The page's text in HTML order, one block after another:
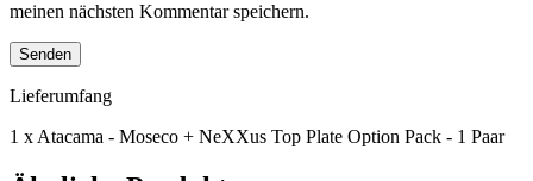
meinen nächsten Kommentar speichern.
Lieferumfang
1 x Atacama - Moseco + NeXXus Top Plate Option Pack - 1 Paar